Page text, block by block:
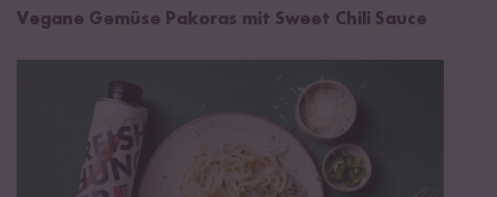
Vegane Gemüse Pakoras mit Sweet Chili Sauce